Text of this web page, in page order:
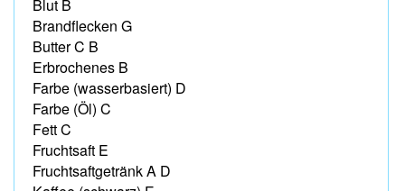
Blut B
Brandflecken G
Butter C B
Erbrochenes B
Farbe (wasserbasiert) D
Farbe (Öl) C
Fett C
Fruchtsaft E
Fruchtsaftgetränk A D